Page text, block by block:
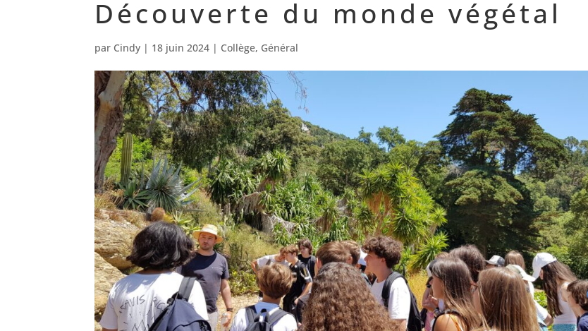
Découverte du monde végétal
par Cindy | 18 juin 2024 | Collège, Général